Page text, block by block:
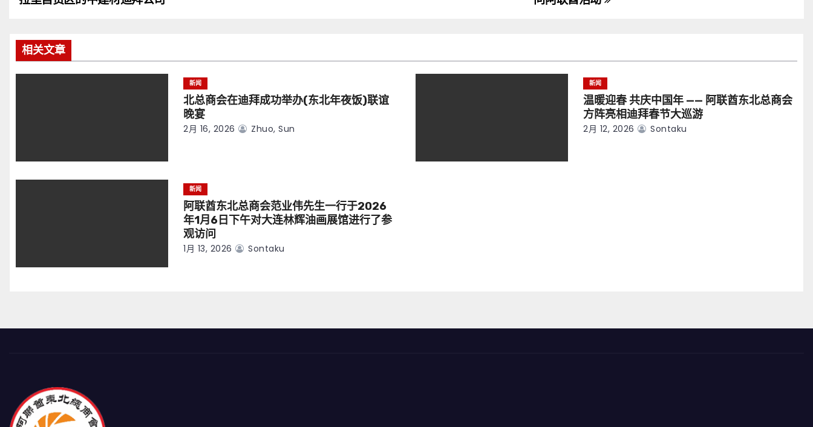
章
导
航
相关文章
新闻
北总商会在迪拜成功举办(东北年夜饭)联谊
晚宴
2月 16, 2026 Zhuo, Sun
新闻
温暖迎春 共庆中国年 —— 阿联酋东北总商会
方阵亮相迪拜春节大巡游
2月 12, 2026 Sontaku
新闻
阿联酋东北总商会范业伟先生一行于2026
年1月6日下午对大连林辉油画展馆进行了参
观访问
1月 13, 2026 Sontaku